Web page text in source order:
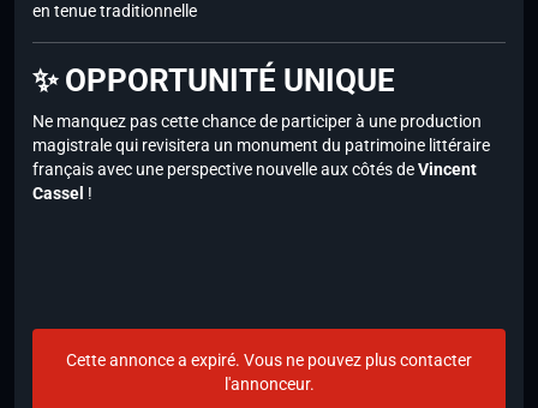
en tenue traditionnelle
✨ OPPORTUNITÉ UNIQUE
Ne manquez pas cette chance de participer à une production
magistrale qui revisitera un monument du patrimoine littéraire
français avec une perspective nouvelle aux côtés deVincent
Cassel !
Cette annonce a expiré. Vous ne pouvez plus contacter
l'annonceur.